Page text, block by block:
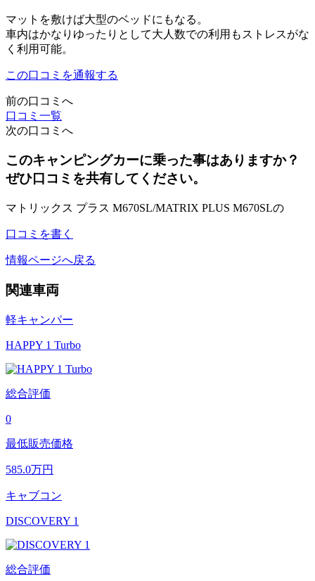
マットを敷けば大型のベッドにもなる。
車内はかなりゆったりとして大人数での利用もストレスがな
く利用可能。
この口コミを通報する
前の口コミへ
口コミ一覧
次の口コミへ
このキャンピングカーに乗った事はありますか？
ぜひ口コミを共有してください。
マトリックス プラス M670SL/MATRIX PLUS M670SLの
口コミを書く
情報ページへ戻る
関連車両
軽キャンパー
HAPPY 1 Turbo
総合評価
0
最低販売価格
585.0万円
キャブコン
DISCOVERY 1
総合評価